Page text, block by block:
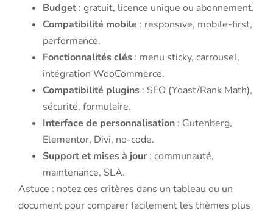
Budget : gratuit, licence unique ou abonnement.
Compatibilité mobile : responsive, mobile-first,
performance.
Fonctionnalités clés : menu sticky, carrousel,
intégration WooCommerce.
Compatibilité plugins : SEO (Yoast/Rank Math),
sécurité, formulaire.
Interface de personnalisation : Gutenberg,
Elementor, Divi, no-code.
Support et mises à jour : communauté,
maintenance, SLA.
Astuce : notez ces critères dans un tableau ou un
document pour comparer facilement les thèmes plus